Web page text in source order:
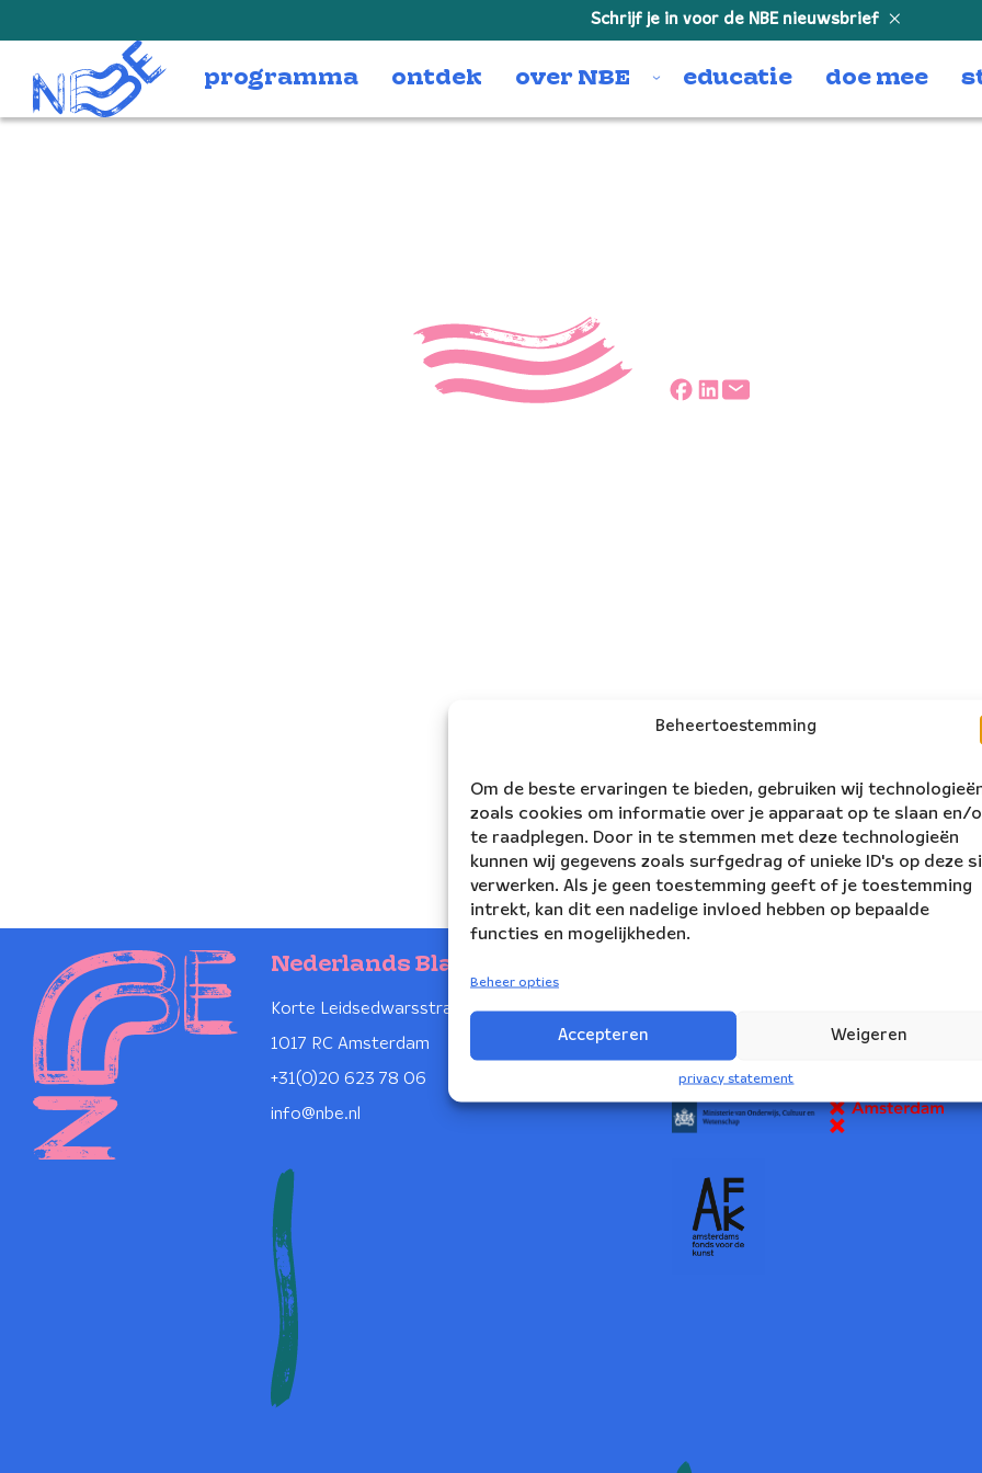
Beheertoestemming
Om de beste ervaringen te bieden, gebruiken wij
zoals cookies om informatie over je apparaat op te slaan en/
te raadplegen. Door in te stemmen met deze technologieën
kunnen wij gegevens zoals surfgedrag of unieke ID's op deze
verwerken. Als je geen toestemming geeft of je toestemming
intrekt, kan dit een nadelige invloed hebben op bepaalde
functies en mogelijkheden.
Beheer opties
Accepteren Weigeren
privacy statement
Schrijf je in voor de NBE nieuwsbrief
programma ontdek over NBE educatie doe mee
Nederlands Blazers Ensemble
Korte Leidsedwarsstraat 12
1017 RC Amsterdam
+31(0)20 623 78 06
info@nbe.nl
NBE wordt ondersteund door: